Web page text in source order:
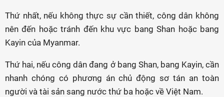
Thứ nhất, nếu không thực sự cần thiết, công dân không
nên đến hoặc tránh đến khu vực bang Shan hoặc bang
Kayin của Myanmar.
Thứ hai, nếu công dân đang ở bang Shan, bang Kayin, cần
nhanh chóng có phương án chủ động sơ tán an toàn
người và tài sản sang nước thứ ba hoặc về Việt Nam.